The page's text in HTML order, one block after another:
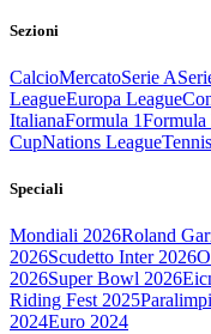
Sezioni
CalcioMercatoSerie A
LeagueEuropa League
ItalianaFormula 1Formula
CupNations LeagueTennis
Speciali
Mondiali 2026Roland
2026Scudetto Inter 2026
2026Super Bowl 2026
Riding Fest 2025
2024Euro 2024